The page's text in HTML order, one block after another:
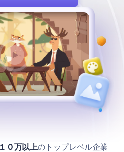
１０万以上のトップレベル企業